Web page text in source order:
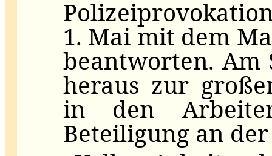
1. Mai mit dem
beantworten. Am
heraus zur
in den
Beteiligung an